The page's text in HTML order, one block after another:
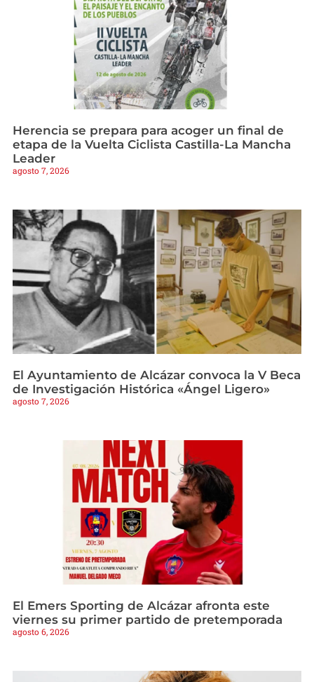
Herencia se prepara para acoger un final de
etapa de la Vuelta Ciclista Castilla-La Mancha
Leader
agosto 7, 2026
El Ayuntamiento de Alcázar convoca la V Beca
de Investigación Histórica «Ángel Ligero»
agosto 7, 2026
El Emers Sporting de Alcázar afronta este
viernes su primer partido de pretemporada
agosto 6, 2026